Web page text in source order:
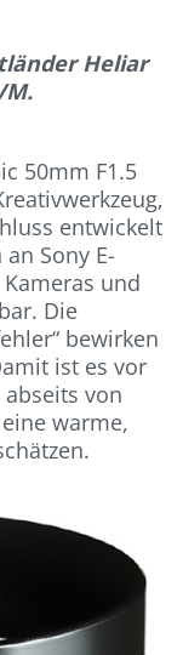
Heliar
50mm F1.5
entwickelt
Sony E-
und
Die
bewirken
ist es vor
von
warme,